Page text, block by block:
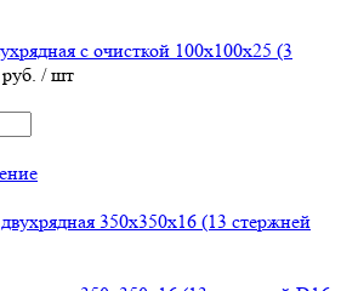
с очисткой 100х100х25 (3
/ шт